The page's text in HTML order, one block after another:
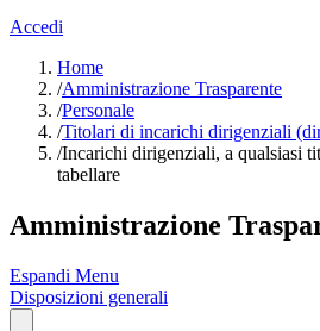
Accedi
Home
/Amministrazione Trasparente
/Personale
/Titolari di incarichi dirigenziali
/Incarichi dirigenziali, a qualsiasi
tabellare
Amministrazione
Espandi Menu
Disposizioni generali